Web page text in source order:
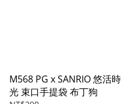
M568 PG x SANRIO 悠活時
光 束口手提袋 布丁狗